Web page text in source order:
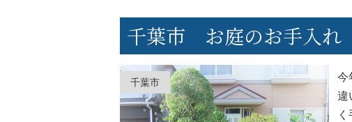
千葉市 お庭のお手入れ
千葉市
今
違